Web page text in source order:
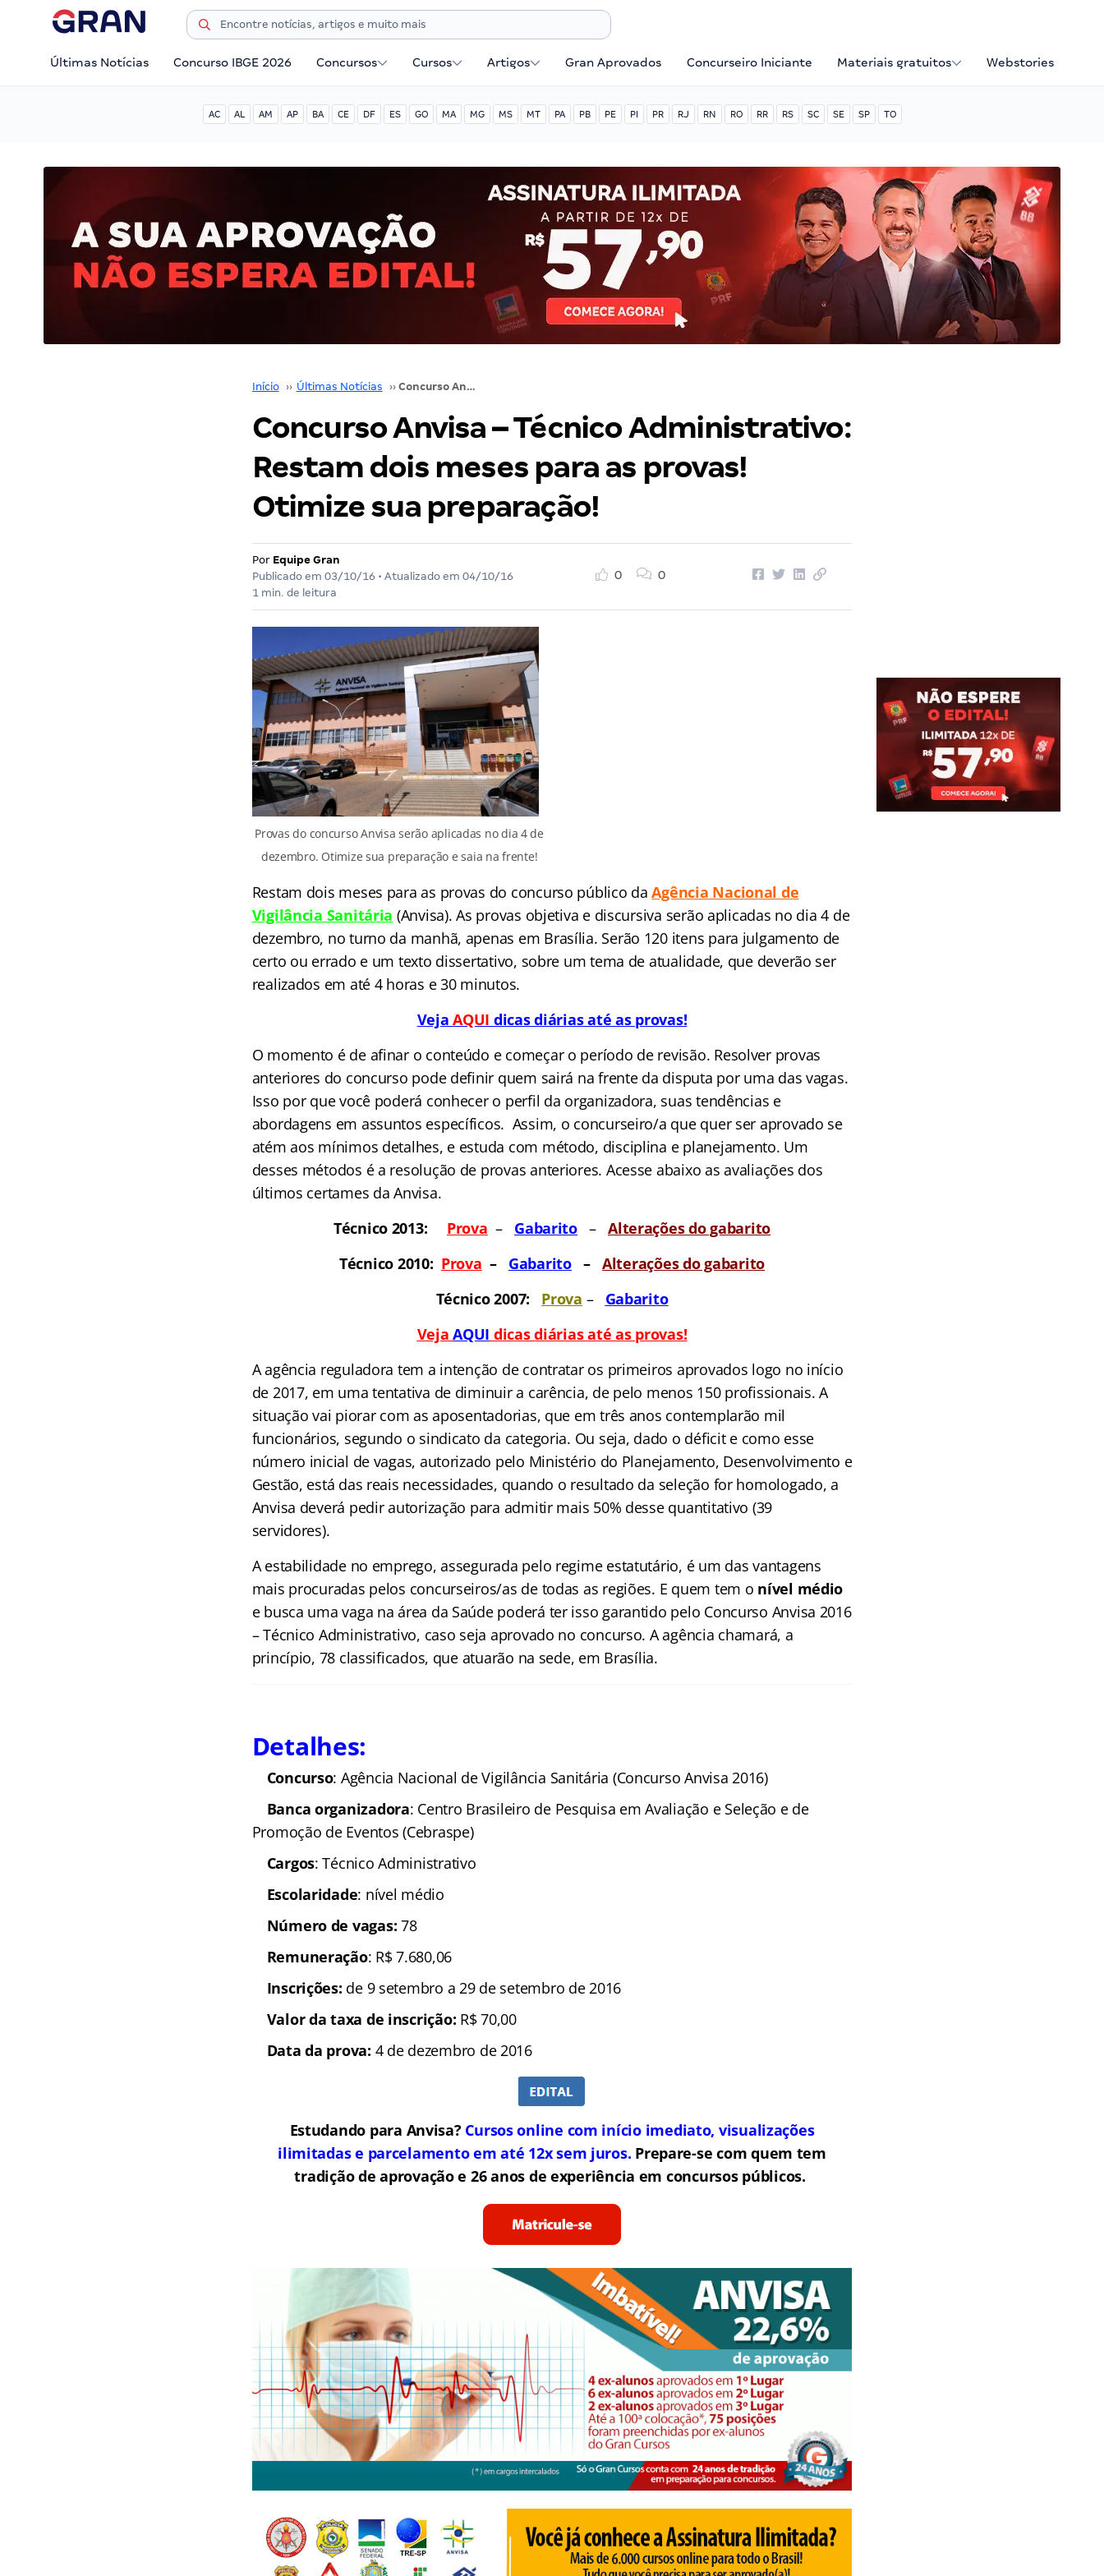
Últimas Notícias Concurso IBGE 2026 Concursos Cursos Artigos Gran Aprovados Concurseiro Iniciante Materiais gratuitos Webstories
AC AL AM AP BA CE DF ES GO MA MG MS MT PA PB PE PI PR RJ RN RO RR RS SC SE SP TO
Início ›› Últimas Notícias ›› Concurso Anvisa – Técnico Administrativo: Restam dois meses para as provas! Otimize sua preparação!
Concurso Anvisa – Técnico Administrativo:
Restam dois meses para as provas!
Otimize sua preparação!
Por Equipe Gran
Publicado em 03/10/16 • Atualizado em 04/10/16
1 min. de leitura
0 0
Provas do concurso Anvisa serão aplicadas no dia 4 de
dezembro. Otimize sua preparação e saia na frente!
Restam dois meses para as provas do concurso público daAgência Nacional de
Vigilância Sanitária (Anvisa). As provas objetiva e discursiva serão aplicadas no dia 4 de
dezembro, no turno da manhã, apenas em Brasília. Serão 120 itens para julgamento de
certo ou errado e um texto dissertativo, sobre um tema de atualidade, que deverão ser
realizados em até 4 horas e 30 minutos.
VejaAQUI dicas diárias até as provas!
O momento é de afinar o conteúdo e começar o período de revisão. Resolver provas
anteriores do concurso pode definir quem sairá na frente da disputa por uma das vagas.
Isso por que você poderá conhecer o perfil da organizadora, suas tendências e
abordagens em assuntos específicos. Assim, o concurseiro/a que quer ser aprovado se
atém aos mínimos detalhes, e estuda com método, disciplina e planejamento. Um
desses métodos é a resolução de provas anteriores. Acesse abaixo as avaliações dos
últimos certames da Anvisa.
Técnico 2013:
Prova – Gabarito–Alterações do gabarito
Técnico 2010: Prova – Gabarito– Alterações do gabarito
Técnico 2007:
Prova – Gabarito
VejaAQUI dicas diárias até as provas!
A agência reguladora tem a intenção de contratar os primeiros aprovados logo no início
de 2017, em uma tentativa de diminuir a carência, de pelo menos 150 profissionais. A
situação vai piorar com as aposentadorias, que em três anos contemplarão mil
funcionários, segundo o sindicato da categoria. Ou seja, dado o déficit e como esse
número inicial de vagas, autorizado pelo Ministério do Planejamento, Desenvolvimento e
Gestão, está das reais necessidades, quando o resultado da seleção for homologado, a
Anvisa deverá pedir autorização para admitir mais 50% desse quantitativo (39
servidores).
A estabilidade no emprego, assegurada pelo regime estatutário, é um das vantagens
mais procuradas pelos concurseiros/as de todas as regiões. E quem tem o nível médio
e busca uma vaga na área da Saúde poderá ter isso garantido pelo Concurso Anvisa 2016
– Técnico Administrativo, caso seja aprovado no concurso. A agência chamará, a
princípio, 78 classificados, que atuarão na sede, em Brasília.
Detalhes:
Concurso: Agência Nacional de Vigilância Sanitária (Concurso Anvisa 2016)
Banca organizadora: Centro Brasileiro de Pesquisa em Avaliação e Seleção e de
Promoção de Eventos (Cebraspe)
Cargos: Técnico Administrativo
Escolaridade: nível médio
Número de vagas:78
Remuneração: R$ 7.680,06
Inscrições: de 9 setembro a 29 de setembro de 2016
Valor da taxa de inscrição: R$ 70,00
Data da prova: 4 de dezembro de 2016
Estudando para Anvisa? Cursos online com início imediato, visualizações
ilimitadas e parcelamento em até 12x sem juros. Prepare-se com quem tem
tradição de aprovação e 26 anos de experiência em concursos públicos.